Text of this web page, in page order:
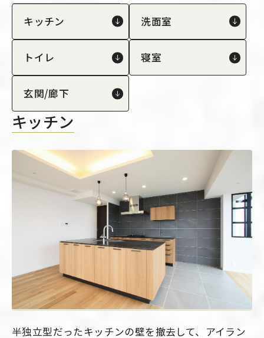
キッチン 洗面室
トイレ 寝室
玄関/廊下
キッチン
半独立型だったキッチンの壁を撤去して、アイラン